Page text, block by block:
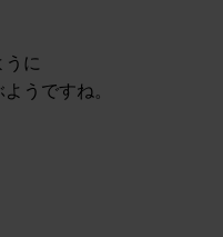
うに
うですね。